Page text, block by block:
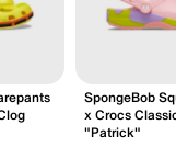
SpongeBob
x Crocs
"Patrick"